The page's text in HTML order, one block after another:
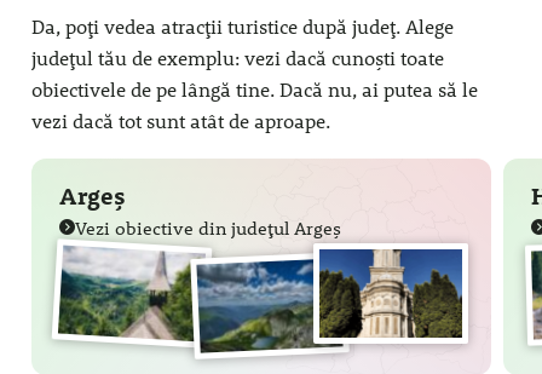
Da, poți vedea atracții turistice după județ. Alege
județul tău de exemplu: vezi dacă cunoști toate
obiectivele de pe lângă tine. Dacă nu, ai putea să le
vezi dacă tot sunt atât de aproape.
Argeș
Vezi obiective din județul Argeș